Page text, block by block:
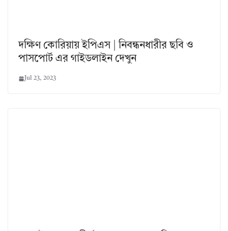
দক্ষিণ কোরিয়ায় ইপিএস | নিবন্ধনধারীর ছবি ও
পাসপোর্ট এর গাইডলাইন দেখুন
Jul 23, 2023